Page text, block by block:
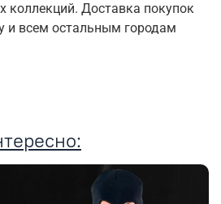
коллекций. Доставка покупок
и всем остальным городам